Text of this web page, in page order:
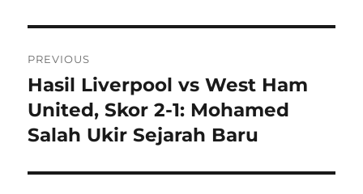
pos
PREVIOUS
Previous
post:
Hasil Liverpool vs West Ham
United, Skor 2-1: Mohamed
Salah Ukir Sejarah Baru